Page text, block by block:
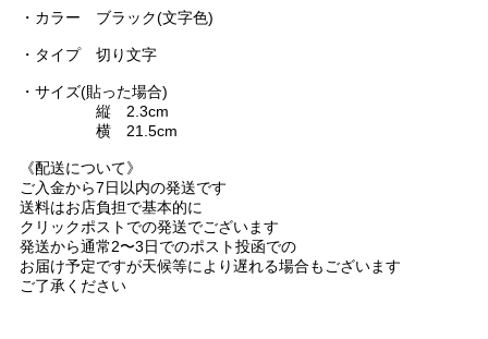
・カラー ブラック(文字色)
・タイプ 切り文字
・サイズ(貼った場合)
縦 2.3cm
横 21.5cm
《配送について》
ご入金から7日以内の発送です
送料はお店負担で基本的に
クリックポストでの発送でございます
発送から通常2〜3日でのポスト投函での
お届け予定ですが天候等により遅れる場合もございます
ご了承ください